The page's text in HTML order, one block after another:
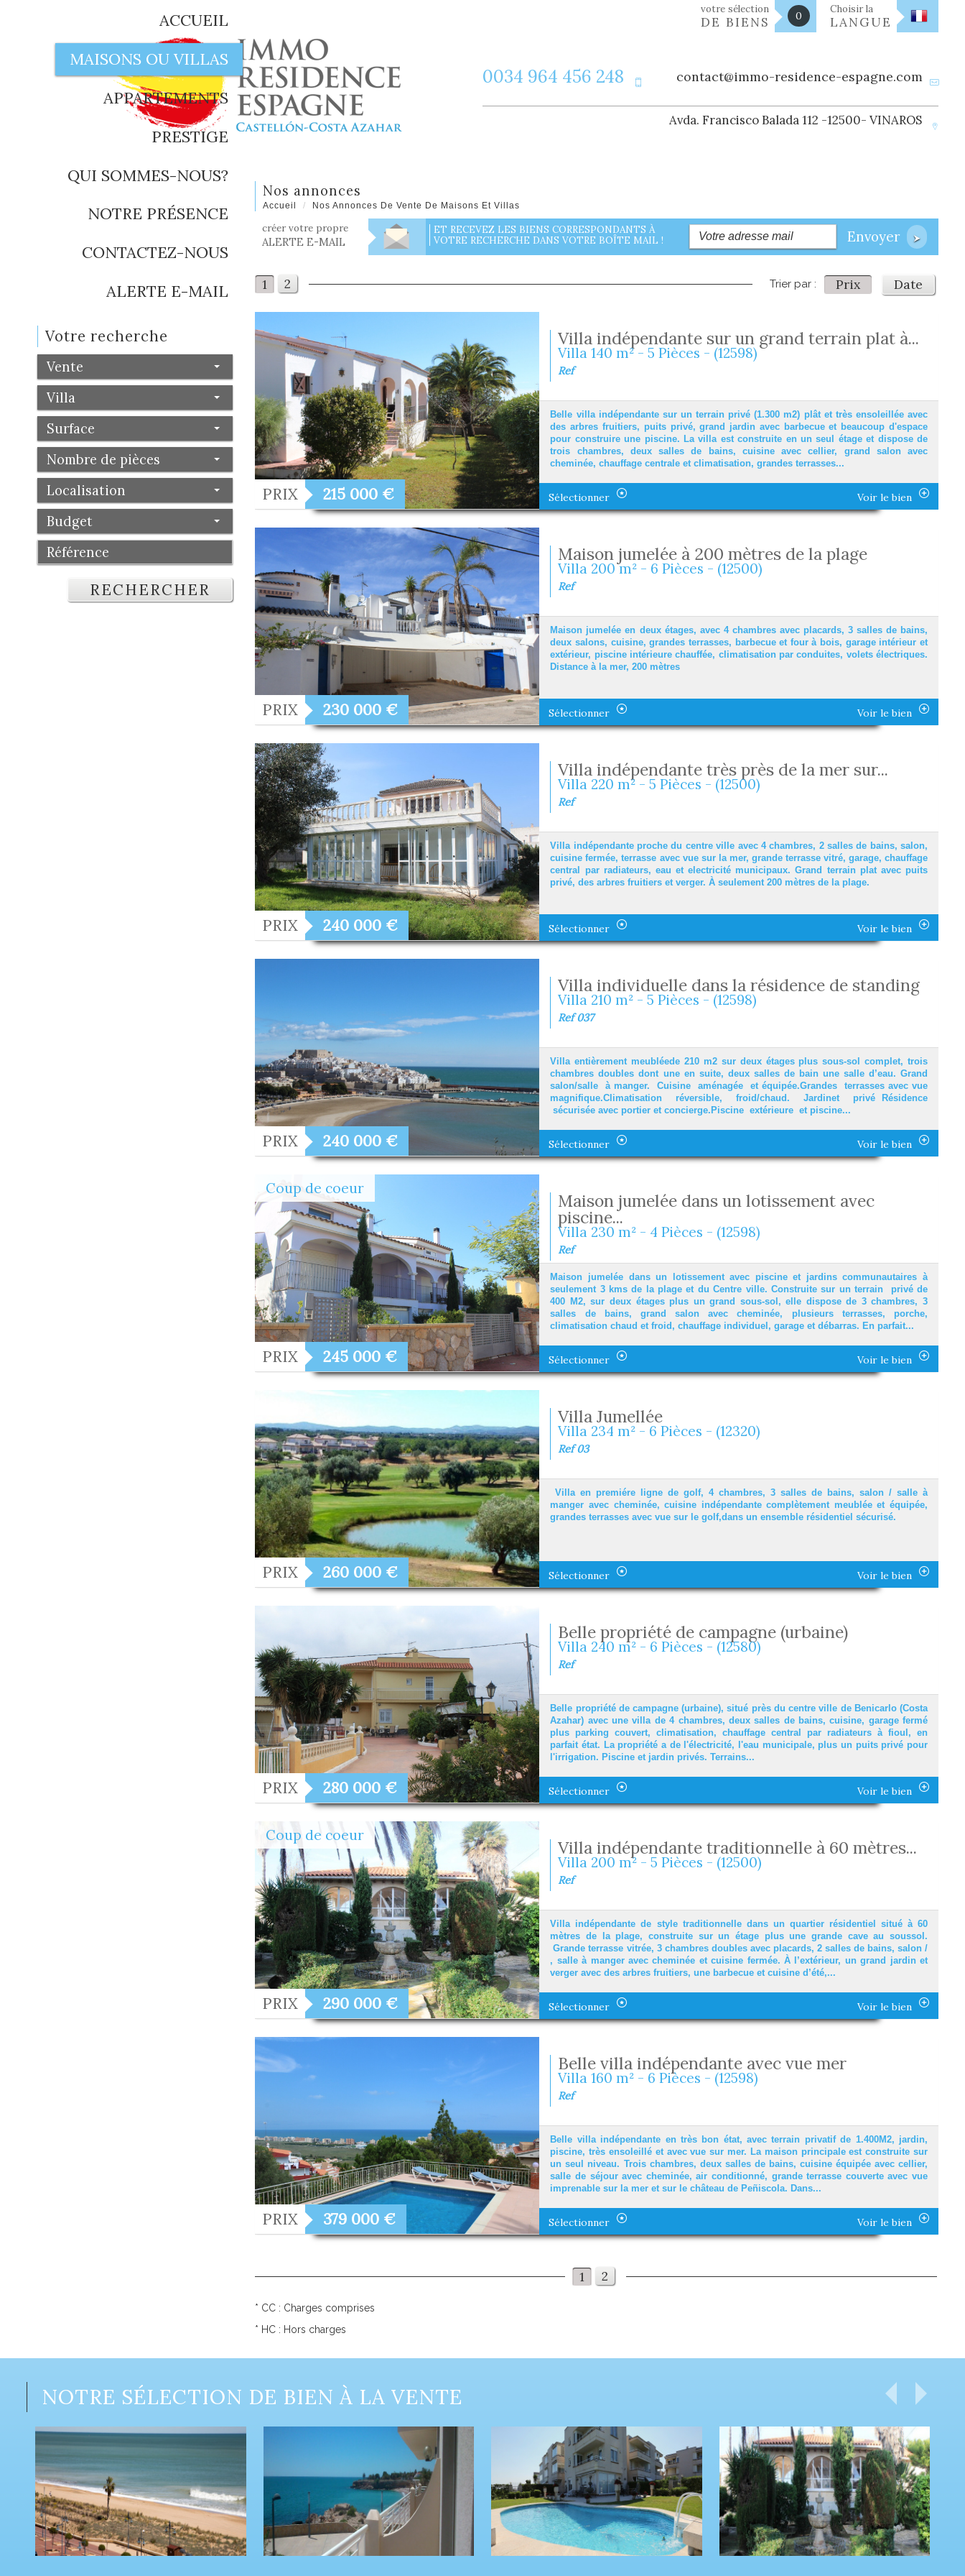
votre sélection
DE BIENS 0
Choisir la
LANGUE
0034 964 456 248 contact@immo-residence-espagne.com
Avda. Francisco Balada 112 -12500- VINAROS
ACCUEIL
MAISONS OU VILLAS
APPARTEMENTS
PRESTIGE
QUI SOMMES-NOUS?
NOTRE PRÉSENCE
CONTACTEZ-NOUS
ALERTE E-MAIL
Votre recherche
Vente
Villa
Surface
Nombre de pièces
Localisation
Budget
RECHERCHER
Nos annonces
Accueil Nos Annonces De Vente De Maisons Et Villas
créer votre propre
ALERTE E-MAIL
ET RECEVEZ LES BIENS CORRESPONDANTS À
VOTRE RECHERCHE DANS VOTRE BOÎTE MAIL !
Envoyer
1 2 Trier par : Prix Date
PRIX 215 000 €
Villa indépendante sur un grand terrain plat à...
Villa 140 m² - 5 Pièces - (12598)
Ref
Belle villa indépendante sur un terrain privé (1.300 m2) plât et très ensoleillée avec
des arbres fruitiers, puits privé, grand jardin avec barbecue et beaucoup d'espace
pour construire une piscine. La villa est construite en un seul étage et dispose de
trois chambres, deux salles de bains, cuisine avec cellier, grand salon avec
cheminée, chauffage centrale et climatisation, grandes terrasses...
Sélectionner Voir le bien
PRIX 230 000 €
Maison jumelée à 200 mètres de la plage
Villa 200 m² - 6 Pièces - (12500)
Ref
Maison jumelée en deux étages, avec 4 chambres avec placards, 3 salles de bains,
deux salons, cuisine, grandes terrasses, barbecue et four à bois, garage intérieur et
extérieur, piscine intérieure chauffée, climatisation par conduites, volets électriques.
Distance à la mer, 200 mètres
Sélectionner Voir le bien
PRIX 240 000 €
Villa indépendante très près de la mer sur...
Villa 220 m² - 5 Pièces - (12500)
Ref
Villa indépendante proche du centre ville avec 4 chambres, 2 salles de bains, salon,
cuisine fermée, terrasse avec vue sur la mer, grande terrasse vitré, garage, chauffage
central par radiateurs, eau et electricité municipaux. Grand terrain plat avec puits
privé, des arbres fruitiers et verger. À seulement 200 mètres de la plage.
Sélectionner Voir le bien
PRIX 240 000 €
Villa individuelle dans la résidence de standing
Villa 210 m² - 5 Pièces - (12598)
Ref 037
Villa entièrement meubléede 210 m2 sur deux étages plus sous-sol complet, trois
chambres doubles dont une en suite, deux salles de bain une salle d’eau. Grand
salon/salle à manger. Cuisine aménagée et équipée.Grandes terrasses avec vue
magnifique.Climatisation réversible, froid/chaud. Jardinet privé Résidence
sécurisée avec portier et concierge.Piscine extérieure et piscine...
Sélectionner Voir le bien
Coup de coeur
PRIX 245 000 €
Maison jumelée dans un lotissement avec
piscine...
Villa 230 m² - 4 Pièces - (12598)
Ref
Maison jumelée dans un lotissement avec piscine et jardins communautaires à
seulement 3 kms de la plage et du Centre ville. Construite sur un terrain privé de
400 M2, sur deux étages plus un grand sous-sol, elle dispose de 3 chambres, 3
salles de bains, grand salon avec cheminée, plusieurs terrasses, porche,
climatisation chaud et froid, chauffage individuel, garage et débarras. En parfait...
Sélectionner Voir le bien
PRIX 260 000 €
Villa Jumellée
Villa 234 m² - 6 Pièces - (12320)
Ref 03
Villa en premiére ligne de golf, 4 chambres, 3 salles de bains, salon / salle à
manger avec cheminée, cuisine indépendante complètement meublée et équipée,
grandes terrasses avec vue sur le golf,dans un ensemble résidentiel sécurisé.
Sélectionner Voir le bien
PRIX 280 000 €
Belle propriété de campagne (urbaine)
Villa 240 m² - 6 Pièces - (12580)
Ref
Belle propriété de campagne (urbaine), situé près du centre ville de Benicarlo (Costa
Azahar) avec une villa de 4 chambres, deux salles de bains, cuisine, garage fermé
plus parking couvert, climatisation, chauffage central par radiateurs à fioul, en
parfait état. La propriété a de l'électricité, l'eau municipale, plus un puits privé pour
l'irrigation. Piscine et jardin privés. Terrains...
Sélectionner Voir le bien
Coup de coeur
PRIX 290 000 €
Villa indépendante traditionnelle à 60 mètres...
Villa 200 m² - 5 Pièces - (12500)
Ref
Villa indépendante de style traditionnelle dans un quartier résidentiel situé à 60
mètres de la plage, construite sur un étage plus une grande cave au soussol.
Grande terrasse vitrée, 3 chambres doubles avec placards, 2 salles de bains, salon /
, salle à manger avec cheminée et cuisine fermée. À l’extérieur, un grand jardin et
verger avec des arbres fruitiers, une barbecue et cuisine d’été,...
Sélectionner Voir le bien
PRIX 379 000 €
Belle villa indépendante avec vue mer
Villa 160 m² - 6 Pièces - (12598)
Ref
Belle villa indépendante en très bon état, avec terrain privatif de 1.400M2, jardin,
piscine, très ensoleillé et avec vue sur mer. La maison principale est construite sur
un seul niveau. Trois chambres, deux salles de bains, cuisine équipée avec cellier,
salle de séjour avec cheminée, air conditionné, grande terrasse couverte avec vue
imprenable sur la mer et sur le château de Peñiscola. Dans...
Sélectionner Voir le bien
1 2
* CC : Charges comprises
* HC : Hors charges
NOTRE SÉLECTION DE BIEN À LA VENTE